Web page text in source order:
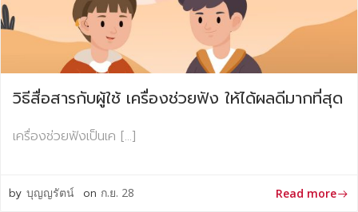
วิธีสื่อสารกับผู้ใช้ เครื่องช่วยฟัง ให้ได้ผลดีมากที่สุด
เครื่องช่วยฟังเป็นเค […]
by บุญญรัตน์ on ก.ย. 28 Read more